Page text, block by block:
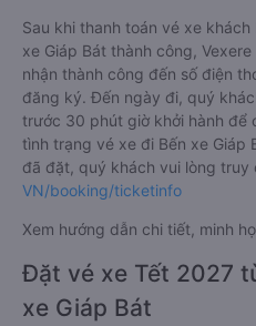
Sau khi thanh toán vé xe
xe Giáp Bát thành công,
nhận thành công đến số điện
đăng ký. Đến ngày đi, quý
trước 30 phút giờ khởi hành để
tình trạng vé xe đi Bến xe Giáp
đã đặt, quý khách vui lòng truy
VN/booking/ticketinfo
Xem hướng dẫn chi tiết, minh
Đặt vé xe Tết 2027
xe Giáp Bát